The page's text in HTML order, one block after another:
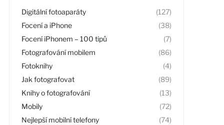
Digitální fotoaparáty
(127)
Focení a iPhone
(38)
Focení iPhonem – 100 tipů
(7)
Fotografování mobilem
(86)
Fotoknihy
(4)
Jak fotografovat
(89)
Knihy o fotografování
(13)
Mobily
(72)
Nejlepší mobilní telefony
(74)